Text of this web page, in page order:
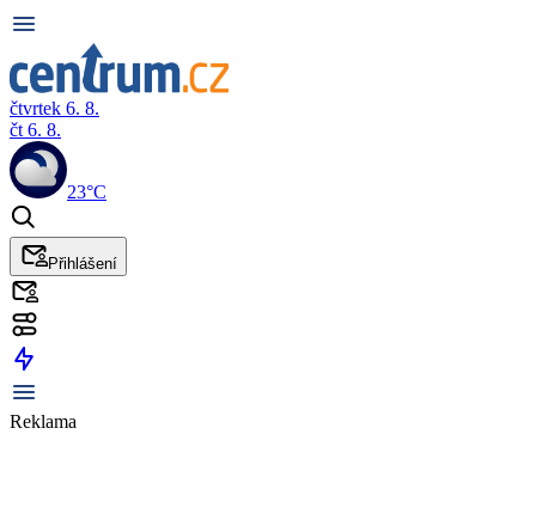
čtvrtek 6. 8.
čt 6. 8.
23°C
Přihlášení
Reklama